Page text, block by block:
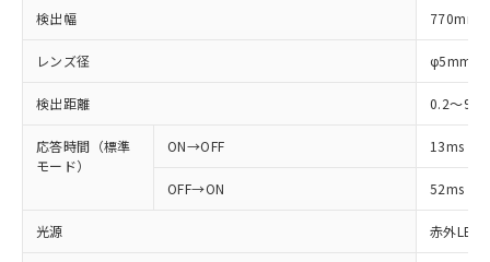
検出幅 770mm
レンズ径 φ5mm
検出距離 0.2～9m
応答時間（標準
モード）
ON→OFF 13ms
OFF→ON 52ms
光源 赤外LED